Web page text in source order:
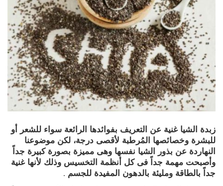
زبدة الشيا غنية عن التعريف بفوائدها الرائعة سواء للشعر أو
للبشرة وخصائصها المُرطبة لأقصى درجة، لكن موضوعنا
النهاردة عن بذور الشيا نفسها وهى مميزة بصورة كبيرة جداً
وأصبحت مهمة جداً فى كل أنظمة التخسيس وذلك لأنها غنية
جداً بالطاقة ومليئة بالدهون المفيدة للجسم .